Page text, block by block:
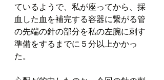
ているようで、私が座ってから、採
血した血を補完する容器に繋がる管
の先端の針の部分を私の左腕に刺す
準備をするまでに５分以上かかっ
た。